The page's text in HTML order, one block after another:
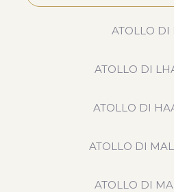
ATOLLO DI
ATOLLO DI
ATOLLO DI
ATOLLO DI
ATOLLO DI